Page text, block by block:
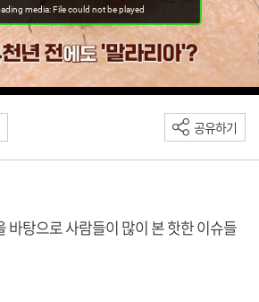
공유하기
바탕으로 사람들이 많이 본 핫한 이슈들